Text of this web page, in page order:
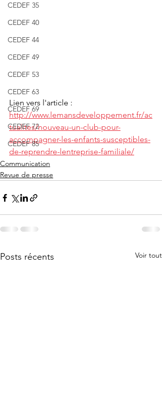
CEDEF 35
CEDEF 40
CEDEF 44
CEDEF 49
CEDEF 53
CEDEF 63
CEDEF 69
CEDEF 72
CEDEF 85
Lien vers l'article :
http://www.lemansdeveloppement.fr/ac
tualites/nouveau-un-club-pour-
accompagner-les-enfants-susceptibles-
de-reprendre-lentreprise-familiale/
Communication
Revue de presse
Posts récents Voir tout